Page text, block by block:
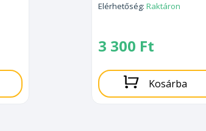
Elérhetőség: Raktáron
3 300 Ft
Kosárba